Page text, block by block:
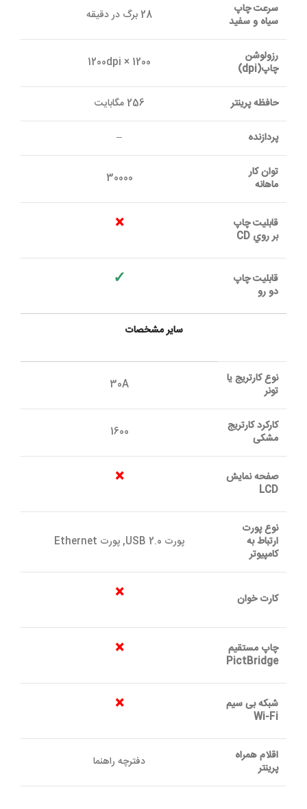
سرعت چاپ
سياه و سفيد 28 برگ در دقیقه
رزولوشن
چاپ(dpi) 1200 × 1200dpi
حافظه پرينتر 256 مگابايت
پردازنده –
توان کار
ماهانه 30000
قابليت چاپ
بر روي CD
×
قابليت چاپ
دو رو
✓
ساير مشخصات
نوع کارتريج يا
تونر 30A
کارکرد کارتريج
مشکی 1600
صفحه نمايش
LCD
×
نوع پورت
ارتباط به
کامپيوتر
پورت USB 2.0, پورت Ethernet
کارت خوان ×
چاپ مستقيم
PictBridge
×
شبکه بی سيم
Wi-Fi
×
اقلام همراه
پرينتر دفترچه راهنما